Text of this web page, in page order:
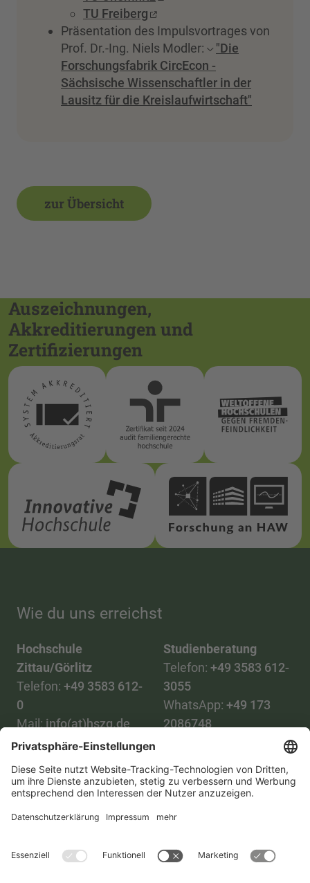
TU Freiberg
Präsentation des Impulsvortrages von
Prof. Dr.-Ing. Niels Modler:
"Die
Forschungsfabrik CircEcon -
Sächsische Wissenschaftler in der
Lausitz für die Kreislaufwirtschaft"
zur Übersicht
Auszeichnungen,
Akkreditierungen und
Zertifizierungen
Wie du uns erreichst
Hochschule
Zittau/Görlitz
Telefon: +49 3583 612-
0
Mail: info(at)hszg.de
Studienberatung
Telefon: +49 3583 612-
3055
WhatsApp: +49 173
2086748
Alle StudiengängeDatenschutz
ImpressumBarrierefreiheitPresse